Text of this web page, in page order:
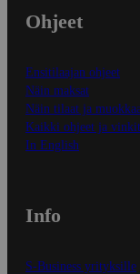
Ohjeet
Ensitilaajan ohjeet
Näin maksat
Näin tilaat ja
Kaikki ohjeet ja vinkit
In English
Info
S-Business yrityksille